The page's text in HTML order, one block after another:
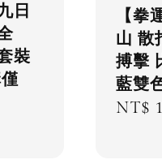
日
裝
【拳
山 散
搏擊
藍雙
NT$